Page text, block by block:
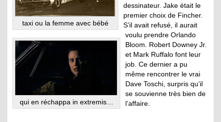
taxi ou la femme avec bébé
qui en réchappa in extremis…
dessinateur. Jake était le
premier choix de Fincher.
S’il avait refusé, il aurait
voulu prendre Orlando
Bloom. Robert Downey Jr.
et Mark Ruffalo font leur
job. Ce dernier a pu
même rencontrer le vrai
Dave Toschi, surpris qu’il
se souvienne très bien de
l’affaire.